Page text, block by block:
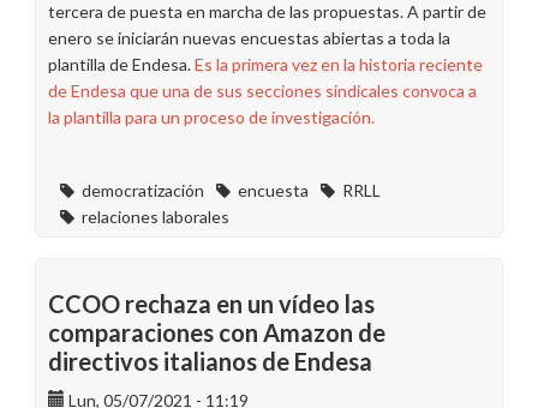
tercera de puesta en marcha de las propuestas. A partir de
enero se iniciarán nuevas encuestas abiertas a toda la
plantilla de Endesa.Es la primera vez en la historia reciente
de Endesa que una de sus secciones sindicales convoca a
la plantilla para un proceso de investigación.
democratización encuesta
RRLL
relaciones laborales
CCOO rechaza en un vídeo las
comparaciones con Amazon de
directivos italianos de Endesa
Lun, 05/07/2021 - 11:19